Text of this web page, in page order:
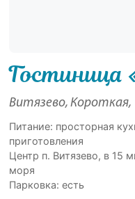
Витязево, Короткая,
Питание: просторная
приготовления
Центр п. Витязево, в 15
моря
Парковка: есть